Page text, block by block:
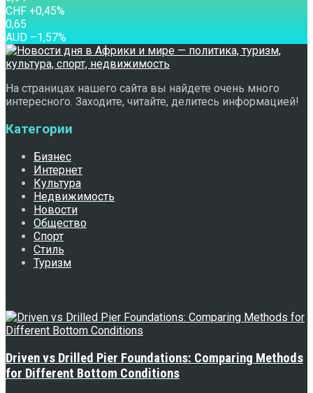
CHF +0,45%
0,65
AUD –1,57%
На страницах нашего сайта вы найдете очень много
интересного. Заходите, читайте, делитесь информацией!
Категории
Бизнес
Интернет
Культура
Недвижимость
Новости
Общество
Спорт
Стиль
Туризм
Driven vs Drilled Pier Foundations: Comparing Methods
for Different Bottom Conditions